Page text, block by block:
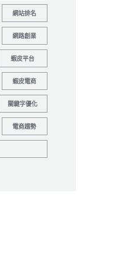
網站排名
網路創業
蝦皮平台
蝦皮電商
關鍵字優化
電商趨勢